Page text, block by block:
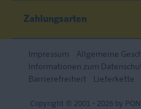
Zahlungsarten
Impressum
Allgemeine
Informationen zum
Barrierefreiheit
Lieferkette
Copyright © 2001 - 2026 by